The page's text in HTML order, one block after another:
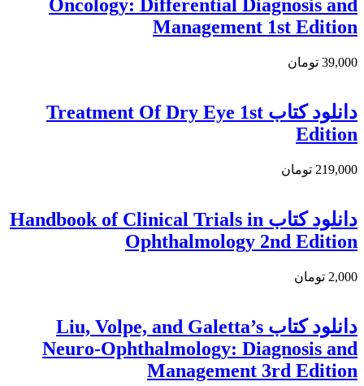
Oncology: Differential Diagnosis and
Management 1st Edition
39,000 تومان
دانلود کتاب Treatment Of Dry Eye 1st
Edition
219,000 تومان
دانلود كتاب Handbook of Clinical Trials in
Ophthalmology 2nd Edition
2,000 تومان
دانلود کتاب Liu, Volpe, and Galetta’s
Neuro-Ophthalmology: Diagnosis and
Management 3rd Edition